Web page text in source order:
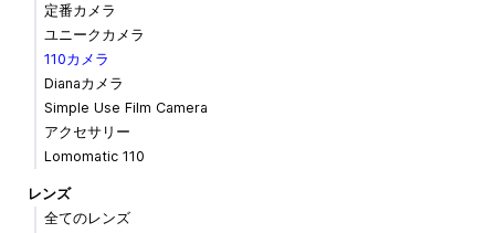
定番カメラ
ユニークカメラ
110カメラ
Dianaカメラ
Simple Use Film Camera
アクセサリー
Lomomatic 110
レンズ
全てのレンズ